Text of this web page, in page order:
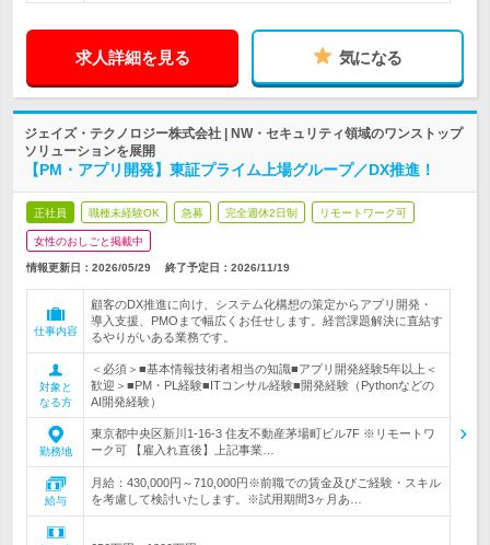
求人詳細を見る 気になる
ジェイズ・テクノロジー株式会社 | NW・セキュリティ領域のワンストップ
ソリューションを展開
【PM・アプリ開発】東証プライム上場グループ／DX推進！
正社員 職種未経験OK 急募 完全週休2日制 リモートワーク可
女性のおしごと掲載中
情報更新日：2026/05/29 終了予定日： 2026/11/19
仕事内容
顧客のDX推進に向け、システム化構想の策定からアプリ開発・
導入支援、PMOまで幅広くお任せします。経営課題解決に直結す
るやりがいある業務です。
対象と
なる方
＜必須＞■基本情報技術者相当の知識■アプリ開発経験5年以上＜
歓迎＞■PM・PL経験■ITコンサル経験■開発経験（Pythonなどの
AI開発経験）
勤務地
東京都中央区新川1-16-3 住友不動産茅場町ビル7F ※リモートワ
ーク可 【雇入れ直後】上記事業…
給与
月給：430,000円～710,000円※前職での賃金及びご経験・スキル
を考慮して検討いたします。※試用期間3ヶ月あ…